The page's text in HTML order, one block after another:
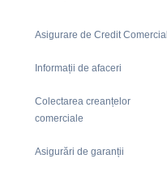
Asigurare de Credit Comercial
Informații de afaceri
Colectarea creanțelor
comerciale
Asigurări de garanții